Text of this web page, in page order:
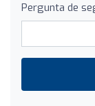
Pergunta de